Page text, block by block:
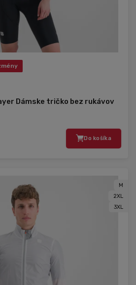
Dámske tričko bez rukávov
Do košíka
M
2XL
3XL